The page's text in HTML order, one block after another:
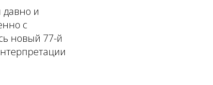
и
с
новый 77-й